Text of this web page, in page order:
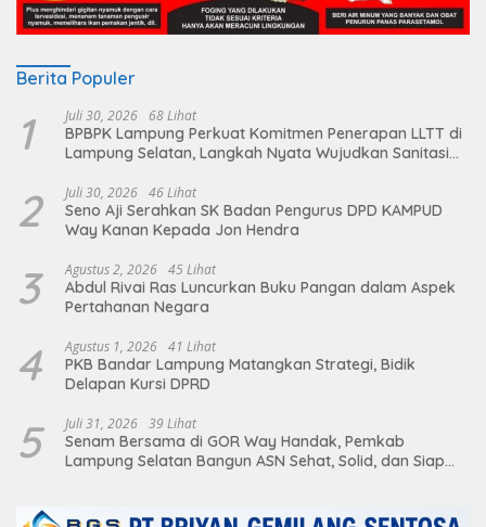
Berita Populer
1 Juli 30, 2026 68 Lihat
BPBPK Lampung Perkuat Komitmen Penerapan LLTT di
Lampung Selatan, Langkah Nyata Wujudkan Sanitasi
2 Juli 30, 2026 46 Lihat
Seno Aji Serahkan SK Badan Pengurus DPD KAMPUD
Way Kanan Kepada Jon Hendra
3 Agustus 2, 2026 45 Lihat
Abdul Rivai Ras Luncurkan Buku Pangan dalam Aspek
Pertahanan Negara
4 Agustus 1, 2026 41 Lihat
PKB Bandar Lampung Matangkan Strategi, Bidik
Delapan Kursi DPRD
5 Juli 31, 2026 39 Lihat
Senam Bersama di GOR Way Handak, Pemkab
Lampung Selatan Bangun ASN Sehat, Solid, dan Siap